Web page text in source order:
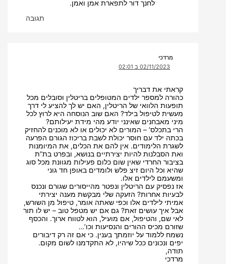
לחנך דור לתפארת אמן ואמן.
תגובה
מרדכי
02/11/2023 ב 02:01
קראתי את דבריך
כהורה למספר ילדים המטופלים בריטלין וסובלים מכל
תופעות הלוואי של הריטלין, האם יש לך להציע לי דרך
מעשית לטיפול בילד? האם שוב הנוסחה היא לרוץ לכל
מיני מאבחנים שאינני יודע מהי מידת יעילותם?
הרי בתכלס’ – המורים לא יכולים או לא מוכנים להחזיק
בכתה ילד עם חוסר יכולת לשבת בריכוז הגורם הפרעה
לשגרת הלימודים. אין להם את הכלים, את המיומנות
ואת הסבלנות להיות יצירתיים בנושא, ובפרט בת”ת
בציבור החרדי שאין שום כלום פעילות מגוונת מכל סוג
שהיא וכל היום זיצ פלש ולומדים באופן חד גוני
ומשעמם לילדים אלו.
אז נפסיק עם הריטלין ונפטר מהייסורים שגורם ונכנס
לבעיות אחרות? הזעקה שלי מבקשת מענה יצירתי
אמיתי לילדים אלו וכפי שאתה אומר, טיפול מן השורש,
אבל איך עושים זאת? גם אם יש מטפל טוב – יש לו תור
לאי שם, והטיפול, אם מועיל, הוא לטווח ארוך. והכסף
שזורם מכיס ההורים והנסיעות וכו’…
נשמח ללמוד על יוזמתך בענין. כי אם זה רק דיבורים
יפים ונכונים ככל שיהיו, לא התקדמנו לשום מקום.
תודה,
מרדכי